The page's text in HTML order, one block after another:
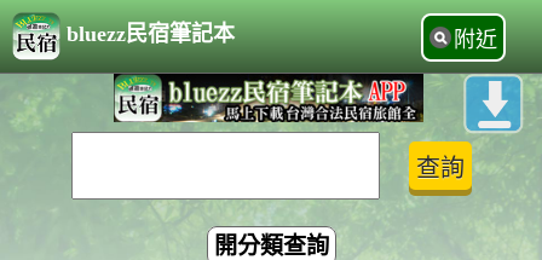
bluezz民宿筆記本 附近
開分類查詢